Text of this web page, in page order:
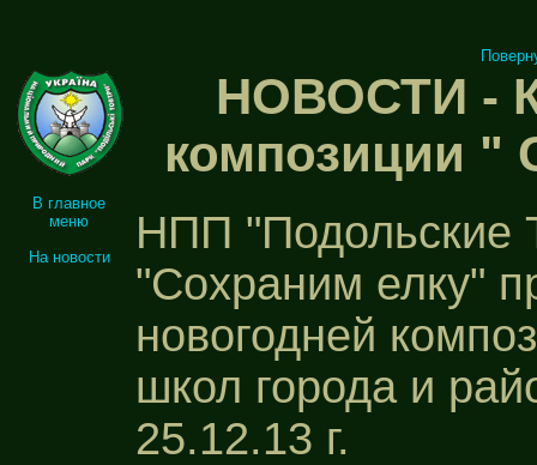
В главное
меню
На новости
НОВОСТИ -
композиции "
НПП "Подольские
"Сохраним елку"
новогодней
школ города и
25.12.13 г.